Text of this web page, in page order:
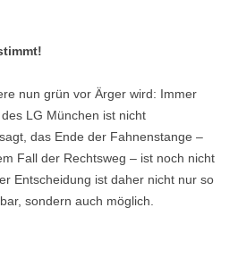
nun grün vor Ärger wird: Immer
LG München ist nicht
das Ende der Fahnenstange –
Fall der Rechtsweg – ist noch nicht
Entscheidung ist daher nicht nur so
sondern auch möglich.